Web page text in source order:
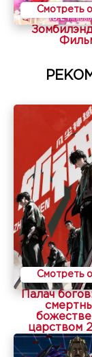
Смотреть
Смотреть
Палач
царством